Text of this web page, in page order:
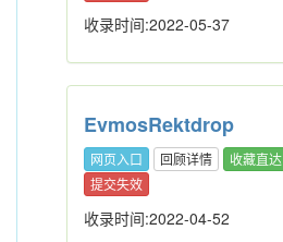
收录时间:2022-05-37
EvmosRektdrop
网页入口 回顾详情
收藏直达
提交失效
收录时间:2022-04-52